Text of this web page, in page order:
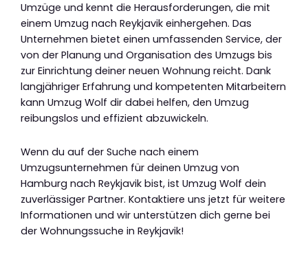
Umzüge und kennt die Herausforderungen, die mit
einem Umzug nach Reykjavik einhergehen. Das
Unternehmen bietet einen umfassenden Service, der
von der Planung und Organisation des Umzugs bis
zur Einrichtung deiner neuen Wohnung reicht. Dank
langjähriger Erfahrung und kompetenten Mitarbeitern
kann Umzug Wolf dir dabei helfen, den Umzug
reibungslos und effizient abzuwickeln.
Wenn du auf der Suche nach einem
Umzugsunternehmen für deinen Umzug von
Hamburg nach Reykjavik bist, ist Umzug Wolf dein
zuverlässiger Partner. Kontaktiere uns jetzt für weitere
Informationen und wir unterstützen dich gerne bei
der Wohnungssuche in Reykjavik!